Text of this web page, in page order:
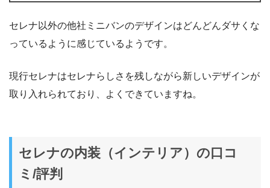
セレナ以外の他社ミニバンのデザインはどんどんダサくな
っているように感じているようです。
現行セレナはセレナらしさを残しながら新しいデザインが
取り入れられており、よくできていますね。
セレナの内装（インテリア）の口コ
ミ/評判